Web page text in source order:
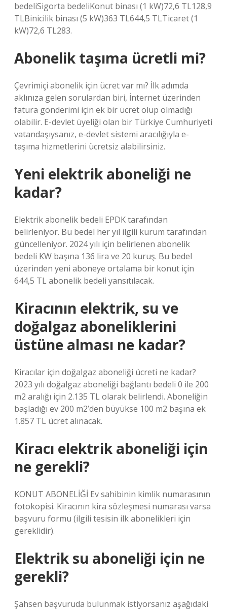
bedeliSigorta bedeliKonut binası (1 kW)72,6 TL128,9
TLBinicilik binası (5 kW)363 TL644,5 TLTicaret (1
kW)72,6 TL283.
Abonelik taşıma ücretli mi?
Çevrimiçi abonelik için ücret var mı? İlk adımda
aklınıza gelen sorulardan biri, İnternet üzerinden
fatura gönderimi için ek bir ücret olup olmadığı
olabilir. E-devlet üyeliği olan bir Türkiye Cumhuriyeti
vatandaşıysanız, e-devlet sistemi aracılığıyla e-
taşıma hizmetlerini ücretsiz alabilirsiniz.
Yeni elektrik aboneliği ne
kadar?
Elektrik abonelik bedeli EPDK tarafından
belirleniyor. Bu bedel her yıl ilgili kurum tarafından
güncelleniyor. 2024 yılı için belirlenen abonelik
bedeli KW başına 136 lira ve 20 kuruş. Bu bedel
üzerinden yeni aboneye ortalama bir konut için
644,5 TL abonelik bedeli yansıtılacak.
Kiracının elektrik, su ve
doğalgaz aboneliklerini
üstüne alması ne kadar?
Kiracılar için doğalgaz aboneliği ücreti ne kadar?
2023 yılı doğalgaz aboneliği bağlantı bedeli 0 ile 200
m2 aralığı için 2.135 TL olarak belirlendi. Aboneliğin
başladığı ev 200 m2’den büyükse 100 m2 başına ek
1.857 TL ücret alınacak.
Kiracı elektrik aboneliği için
ne gerekli?
KONUT ABONELİĞİ Ev sahibinin kimlik numarasının
fotokopisi. Kiracının kira sözleşmesi numarası varsa
başvuru formu (ilgili tesisin ilk abonelikleri için
gereklidir).
Elektrik su aboneliği için ne
gerekli?
Şahsen başvuruda bulunmak istiyorsanız aşağıdaki